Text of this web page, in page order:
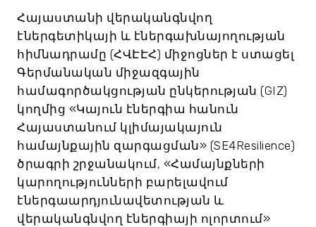
Հայաստանի վերականգնվող
էներգետիկայի և էներգախնայողության
հիմնադրամը (ՀՎԷԷՀ) միջոցներ է ստացել
Գերմանական միջազգային
համագործակցության ընկերության (GIZ)
կողմից «Կայուն էներգիա հանուն
Հայաստանում կլիմայակայուն
համայնքային զարգացման» (SE4Resilience)
ծրագրի շրջանակում, «Համայնքների
կարողությունների բարելավում
էներգաարդյունավետության և
վերականգնվող էներգիայի ոլորտում»